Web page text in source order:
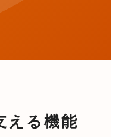
える機能